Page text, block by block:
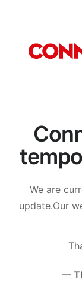
We are
update.Our
—